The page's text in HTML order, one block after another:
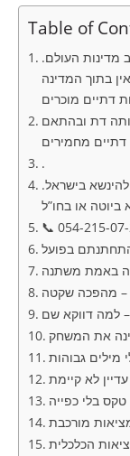
Table of
העולם.
בתוך המדינה
מוכרים
דת ובהתאם
מחמירים
בישראל.
בפועל
באמת משתנה
מהפכה שקטה
דווקא שם
את המשחק
גבוהות
לא קיימת
בלי כפייה
מורכבת
הכלכלית